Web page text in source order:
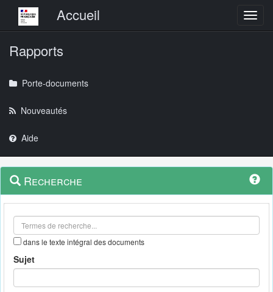
Menu principalAccueil
Rapports
Porte-documents
Nouveautés
Aide
Navigation
outils
Menu
contextuel
Recherche
dans le texte intégral des documents
Sujet